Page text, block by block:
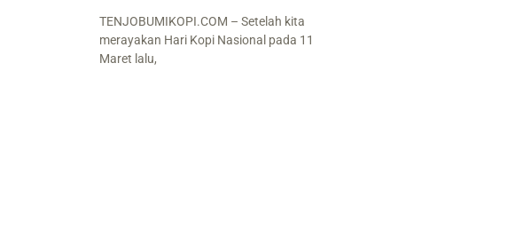
TENJOBUMIKOPI.COM – Setelah kita
merayakan Hari Kopi Nasional pada 11
Maret lalu,